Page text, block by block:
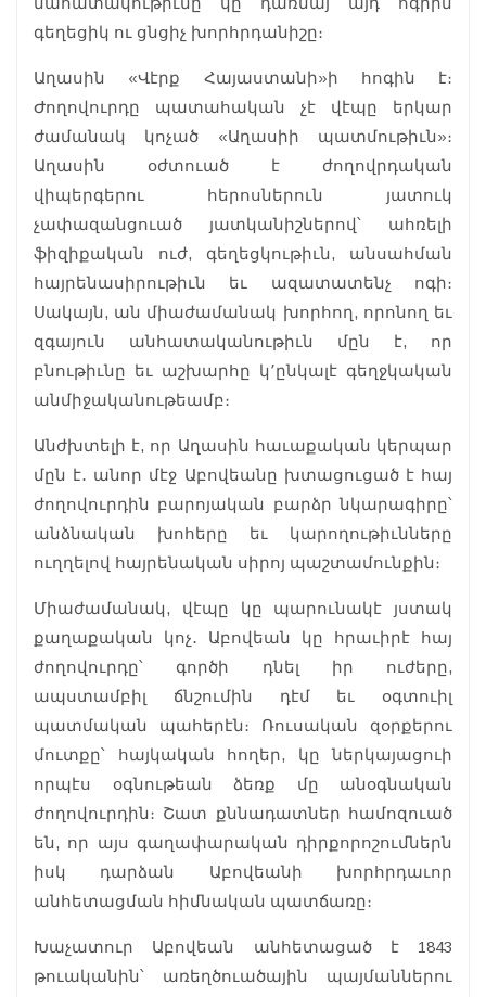
գեղեցիկ ու ցնցիչ խորհրդանիշը։
Աղասին «Վէրք Հայաստանի»ի հոգին է։
Ժողովուրդը պատահական չէ վէպը երկար
ժամանակ կոչած «Աղասիի պատմութիւն»։
Աղասին օժտուած է ժողովրդական
վիպերգերու հերոսներուն յատուկ
չափազանցուած յատկանիշներով՝ ահռելի
ֆիզիքական ուժ, գեղեցկութիւն, անսահման
հայրենասիրութիւն եւ ազատատենչ ոգի։
Սակայն, ան միաժամանակ խորհող, որոնող եւ
զգայուն անհատականութիւն մըն է, որ
բնութիւնը եւ աշխարհը կ՚ընկալէ գեղջկական
անմիջականութեամբ։
Անժխտելի է, որ Աղասին հաւաքական կերպար
մըն է․ անոր մէջ Աբովեանը խտացուցած է հայ
ժողովուրդին բարոյական բարձր նկարագիրը՝
անձնական խոհերը եւ կարողութիւնները
ուղղելով հայրենական սիրոյ պաշտամունքին։
Միաժամանակ, վէպը կը պարունակէ յստակ
քաղաքական կոչ․ Աբովեան կը հրաւիրէ հայ
ժողովուրդը՝ գործի դնել իր ուժերը,
ապստամբիլ ճնշումին դէմ եւ օգտուիլ
պատմական պահերէն։ Ռուսական զօրքերու
մուտքը՝ հայկական հողեր, կը ներկայացուի
որպէս օգնութեան ձեռք մը անօգնական
ժողովուրդին։ Շատ քննադատներ համոզուած
են, որ այս գաղափարական դիրքորոշումներն
իսկ դարձան Աբովեանի խորհրդաւոր
անհետացման հիմնական պատճառը։
Խաչատուր Աբովեան անհետացած է 1843
թուականին՝ առեղծուածային պայմաններու